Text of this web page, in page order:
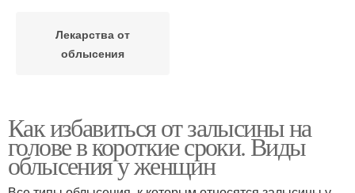
Лекарства от
облысения
Как избавиться от залысины на
голове в короткие сроки. Виды
облысения у женщин